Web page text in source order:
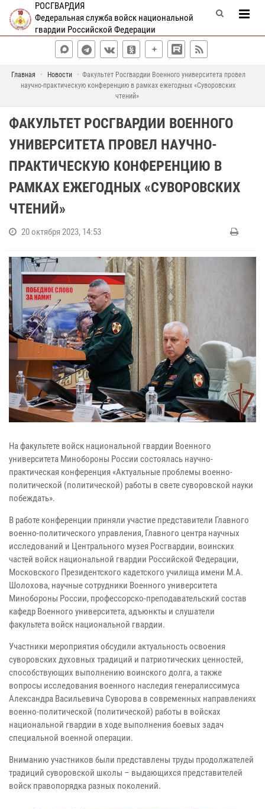
РОСГВАРДИЯ
Федеральная служба войск национальной
гвардии Российской Федерации
Главная Новости
Факультет Росгвардии Военного университета провел
научно-практическую конференцию в рамках ежегодных «Суворовских
чтений»
ФАКУЛЬТЕТ РОСГВАРДИИ ВОЕННОГО
УНИВЕРСИТЕТА ПРОВЕЛ НАУЧНО-
ПРАКТИЧЕСКУЮ КОНФЕРЕНЦИЮ В
РАМКАХ ЕЖЕГОДНЫХ «СУВОРОВСКИХ
ЧТЕНИЙ»
20 октября 2023, 14:53
На факультете войск национальной гвардии Военного
университета Минобороны России состоялась научно-
практическая конференция «Актуальные проблемы военно-
политической (политической) работы в свете суворовской науки
побеждать».
В работе конференции приняли участие представители Главного
военно-политического управления, Главного центра научных
исследований и Центрального музея Росгвардии, воинских
частей войск национальной гвардии Российской Федерации,
Московского Президентского кадетского училища имени М.А.
Шолохова, научные сотрудники Военного университета
Минобороны России, профессорско-преподавательский состав
кафедр Военного университета, адъюнкты и слушатели
факультета войск национальной гвардии.
Участники мероприятия обсудили актуальность освоения
суворовских духовных традиций и патриотических ценностей,
способствующих выполнению воинского долга, а также
вопросы исследования военного наследия генералиссимуса
Александра Васильевича Суворова в современных направлениях
военно-политической (политической) работы в войсках
национальной гвардии в ходе выполнения боевых задач
специальной военной операции.
Вниманию участников были представлены труды продолжателей
традиций суворовской школы – выдающихся представителей
войск правопорядка разных поколений.